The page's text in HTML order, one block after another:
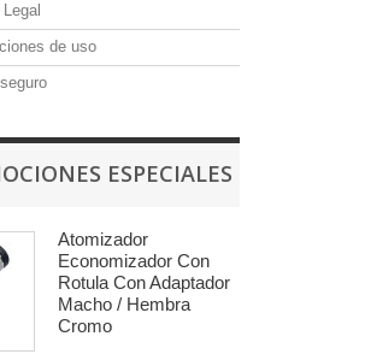
de uso
ESPECIALES
Atomizador
Economizador Con
Rotula Con Adaptador
Macho / Hembra
Cromo